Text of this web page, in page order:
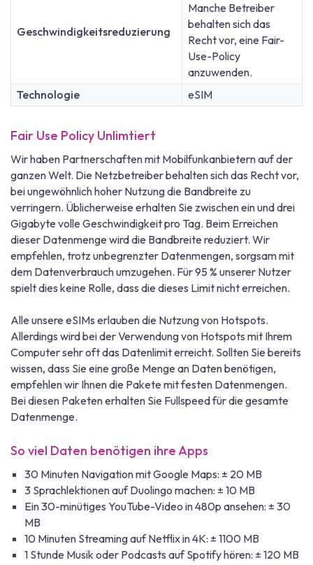
Geschwindigkeitsreduzierung
Manche Betreiber
behalten sich das
Recht vor, eine Fair-
Use-Policy
anzuwenden.
Technologie
eSIM
Fair Use Policy Unlimtiert
Wir haben Partnerschaften mit Mobilfunkanbietern auf der
ganzen Welt. Die Netzbetreiber behalten sich das Recht vor,
bei ungewöhnlich hoher Nutzung die Bandbreite zu
verringern. Üblicherweise erhalten Sie zwischen ein und drei
Gigabyte volle Geschwindigkeit pro Tag. Beim Erreichen
dieser Datenmenge wird die Bandbreite reduziert. Wir
empfehlen, trotz unbegrenzter Datenmengen, sorgsam mit
dem Datenverbrauch umzugehen. Für 95 % unserer Nutzer
spielt dies keine Rolle, dass die dieses Limit nicht erreichen.
Alle unsere eSIMs erlauben die Nutzung von Hotspots.
Allerdings wird bei der Verwendung von Hotspots mit Ihrem
Computer sehr oft das Datenlimit erreicht. Sollten Sie bereits
wissen, dass Sie eine große Menge an Daten benötigen,
empfehlen wir Ihnen die Pakete mit festen Datenmengen.
Bei diesen Paketen erhalten Sie Fullspeed für die gesamte
Datenmenge.
So viel Daten benötigen ihre Apps
30 Minuten Navigation mit Google Maps: ± 20 MB
3 Sprachlektionen auf Duolingo machen: ± 10 MB
Ein 30-minütiges YouTube-Video in 480p ansehen: ± 30
MB
10 Minuten Streaming auf Netflix in 4K: ± 1100 MB
1 Stunde Musik oder Podcasts auf Spotify hören: ± 120 MB